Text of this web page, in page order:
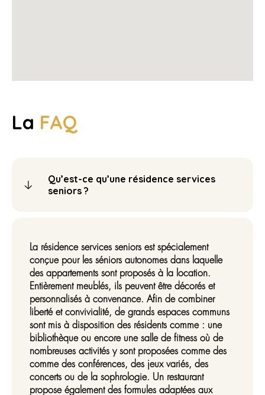
La FAQ
Qu’est-ce qu’une résidence services
seniors ?
La résidence services seniors est spécialement
conçue pour les séniors autonomes dans laquelle
des appartements sont proposés à la location.
Entièrement meublés, ils peuvent être décorés et
personnalisés à convenance. Afin de combiner
liberté et convivialité, de grands espaces communs
sont mis à disposition des résidents comme : une
bibliothèque ou encore une salle de fitness où de
nombreuses activités y sont proposées comme des
comme des conférences, des jeux variés, des
concerts ou de la sophrologie. Un restaurant
propose également des formules adaptées aux